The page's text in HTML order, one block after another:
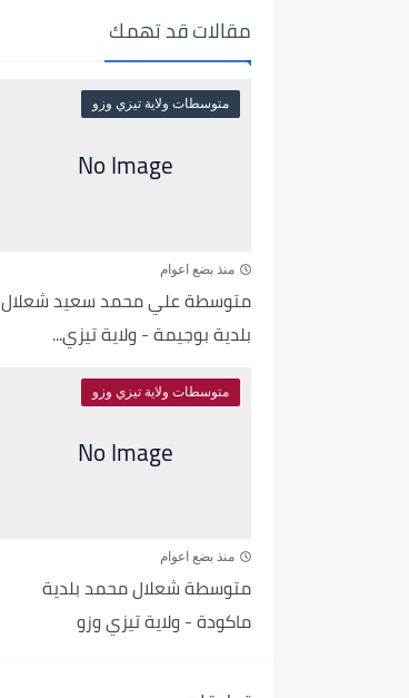
مقالات قد تهمك
متوسطات ولاية تيزي وزو
منذ بضع اعوام
متوسطة علي محمد سعيد شعلال
بلدية بوجيمة - ولاية تيزي...
متوسطات ولاية تيزي وزو
منذ بضع اعوام
متوسطة شعلال محمد بلدية
ماكودة - ولاية تيزي وزو